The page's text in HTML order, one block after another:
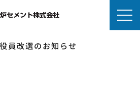
役員改選のお知らせ